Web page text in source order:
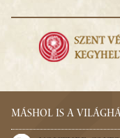
MÁSHOL IS A